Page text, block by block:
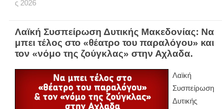
ς 2026
Λαϊκή Συσπείρωση Δυτικής Μακεδονίας: Να
μπει τέλος στο «θέατρο του παραλόγου» και
τον «νόμο της ζούγκλας» στην Αχλαδα.
Λαϊκή
Συσπείρωση
Δυτικής